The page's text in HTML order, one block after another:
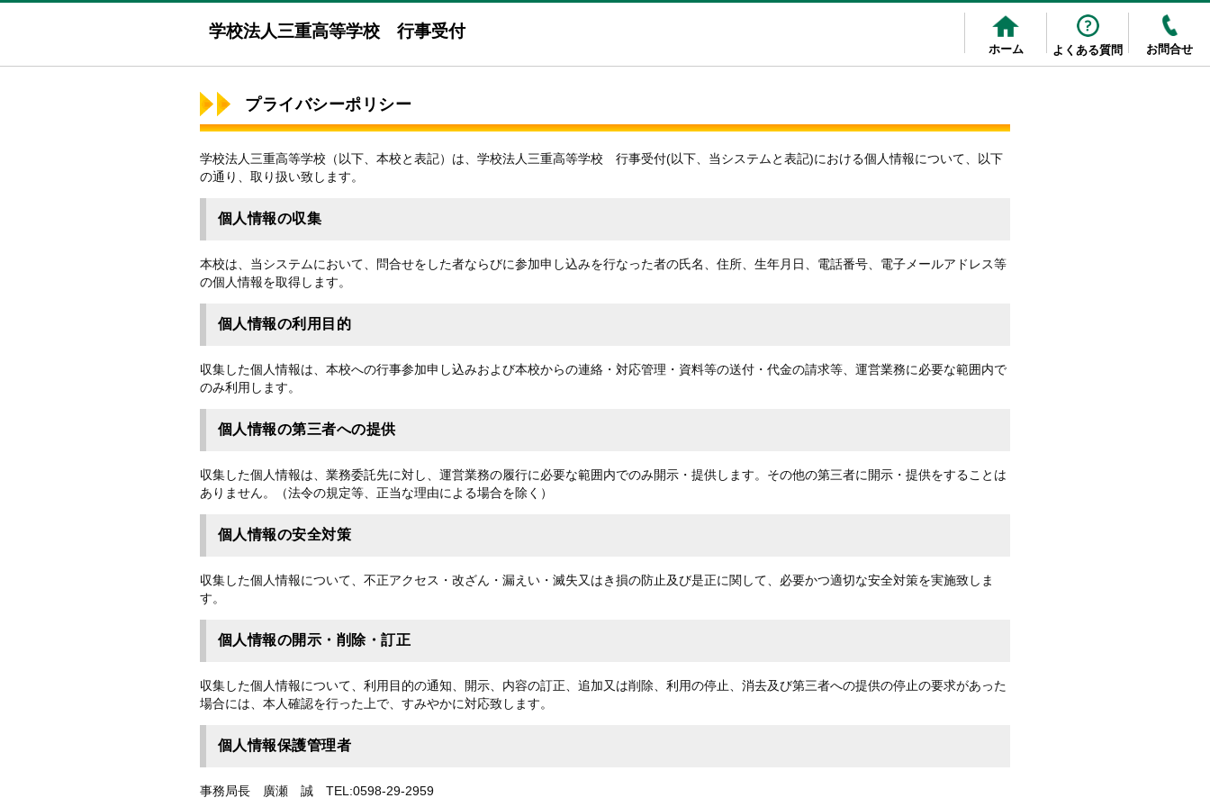
学校法人三重高等学校 行事受付
ホーム よくある質問 お問合せ
プライバシーポリシー
学校法人三重高等学校（以下、本校と表記）は、学校法人三重高等学校 行事受付(以下、当システムと表記)における個人情報について、以下
の通り、取り扱い致します。
個人情報の収集
本校は、当システムにおいて、問合せをした者ならびに参加申し込みを行なった者の氏名、住所、生年月日、電話番号、電子メールアドレス等
の個人情報を取得します。
個人情報の利用目的
収集した個人情報は、本校への行事参加申し込みおよび本校からの連絡・対応管理・資料等の送付・代金の請求等、運営業務に必要な範囲内で
のみ利用します。
個人情報の第三者への提供
収集した個人情報は、業務委託先に対し、運営業務の履行に必要な範囲内でのみ開示・提供します。その他の第三者に開示・提供をすることは
ありません。（法令の規定等、正当な理由による場合を除く）
個人情報の安全対策
収集した個人情報について、不正アクセス・改ざん・漏えい・滅失又はき損の防止及び是正に関して、必要かつ適切な安全対策を実施致しま
す。
個人情報の開示・削除・訂正
収集した個人情報について、利用目的の通知、開示、内容の訂正、追加又は削除、利用の停止、消去及び第三者への提供の停止の要求があった
場合には、本人確認を行った上で、すみやかに対応致します。
個人情報保護管理者
事務局長 廣瀬 誠 TEL:0598-29-2959